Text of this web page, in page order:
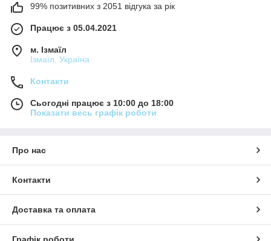
99% позитивних з 2051 відгука за рік
Працює з 05.04.2021
м. Ізмаїл
Ізмаїл, Україна
Контакти
Сьогодні працює з 10:00 до 18:00
Показати весь графік роботи
Про нас
Контакти
Доставка та оплата